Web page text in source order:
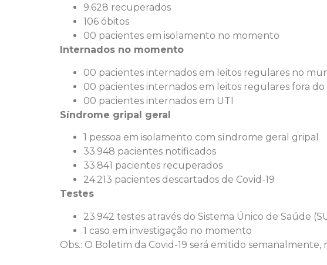
9.628 recuperados
106 óbitos
00 pacientes em isolamento no momento
Internados no momento
00 pacientes internados em leitos regulares no
00 pacientes internados em leitos regulares fora
00 pacientes internados em UTI
Síndrome gripal geral
1 pessoa em isolamento com síndrome geral gripal
33.948 pacientes notificados
33.841 pacientes recuperados
24.213 pacientes descartados de Covid-19
Testes
23.942 testes através do Sistema Único de Saúde
1 caso em investigação no momento
Obs.: O Boletim da Covid-19 será emitido